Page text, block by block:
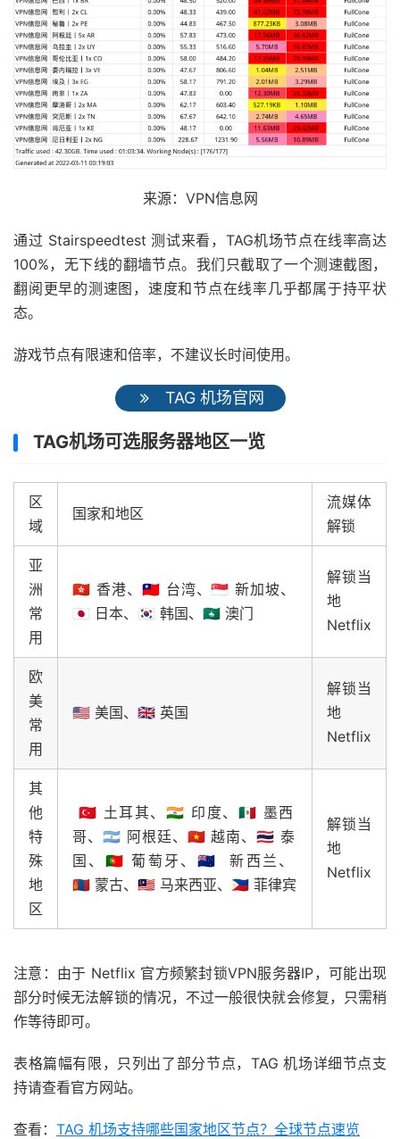
来源：VPN信息网
通过 Stairspeedtest 测试来看，TAG机场节点在线率高达
100%，无下线的翻墙节点。我们只截取了一个测速截图，
翻阅更早的测速图，速度和节点在线率几乎都属于持平状
态。
游戏节点有限速和倍率，不建议长时间使用。
TAG 机场官网
TAG机场可选服务器地区一览
区
域
国家和地区
流媒体
解锁
亚
洲
常
用
🇭🇰 香港、🇹🇼 台湾、🇸🇬 新加坡、
🇯🇵 日本、🇰🇷 韩国、🇲🇴 澳门
解锁当
地
Netflix
欧
美
常
用
🇺🇸 美国、🇬🇧 英国
解锁当
地
Netflix
其
他
特
殊
地
区
🇹🇷 土耳其、🇮🇳 印度、🇲🇽 墨西
哥、🇦🇷 阿根廷、🇻🇳 越南、🇹🇭 泰
国、🇵🇹 葡萄牙、🇳🇿 新西兰、
🇲🇳 蒙古、🇲🇾 马来西亚、🇵🇭 菲律宾
解锁当
地
Netflix
注意：由于 Netflix 官方频繁封锁VPN服务器IP，可能出现
部分时候无法解锁的情况，不过一般很快就会修复，只需稍
作等待即可。
表格篇幅有限，只列出了部分节点，TAG 机场详细节点支
持请查看官方网站。
查看： TAG 机场支持哪些国家地区节点？全球节点速览